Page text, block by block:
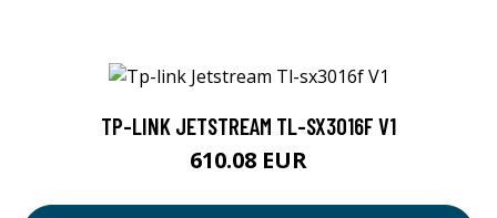
TP-LINK JETSTREAM TL-SX3016F V1
610.08 EUR